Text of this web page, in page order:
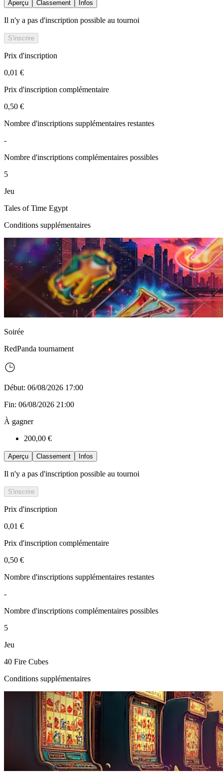
Aperçu Classement Infos
Il n'y a pas d'inscription possible au tournoi
S'inscrire
Prix d'inscription
0,01 €
Prix d'inscription complémentaire
0,50 €
Nombre d'inscriptions supplémentaires restantes
-
Nombre d'inscriptions complémentaires possibles
5
Jeu
Tales of Time Egypt
Conditions supplémentaires
Soirée
RedPanda tournament
Début: 06/08/2026 17:00
Fin: 06/08/2026 21:00
À gagner
200,00 €
Aperçu Classement Infos
Il n'y a pas d'inscription possible au tournoi
S'inscrire
Prix d'inscription
0,01 €
Prix d'inscription complémentaire
0,50 €
Nombre d'inscriptions supplémentaires restantes
-
Nombre d'inscriptions complémentaires possibles
5
Jeu
40 Fire Cubes
Conditions supplémentaires